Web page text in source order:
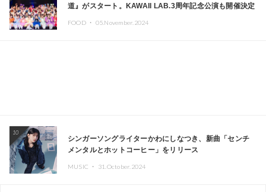
道』がスタート。KAWAII LAB.3周年記念公演も開催決定
FOOD ・ 05.November.2024
10
シンガーソングライターかわにしなつき、新曲「センチ
メンタルとホットコーヒー」をリリース
MUSIC ・ 31.October.2024